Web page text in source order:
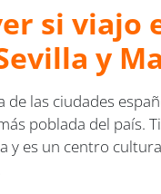
si viajo
y
de las ciudades
poblada del país.
y es un centro